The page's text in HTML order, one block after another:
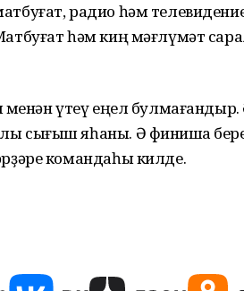
радио һәм
һәм киң мәғлүмәт
менән үтеү еңел
сығыш яһаны. Ә финишҡа
командаһы килде.